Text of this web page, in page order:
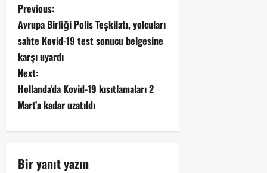
Previous:
Avrupa Birliği Polis Teşkilatı, yolcuları
sahte Kovid-19 test sonucu belgesine
karşı uyardı
Next:
Hollanda’da Kovid-19 kısıtlamaları 2
Mart’a kadar uzatıldı
Bir yanıt yazın